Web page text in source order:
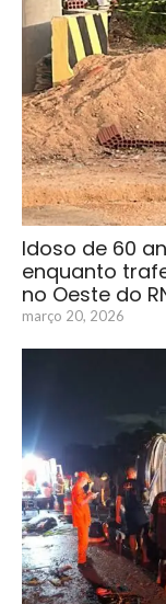
Idoso de 60
enquanto
no Oeste do
março 20, 2026